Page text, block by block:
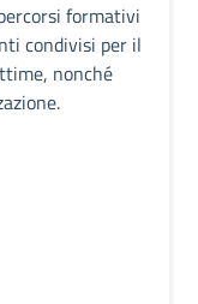
formativi
condivisi per il
nonché